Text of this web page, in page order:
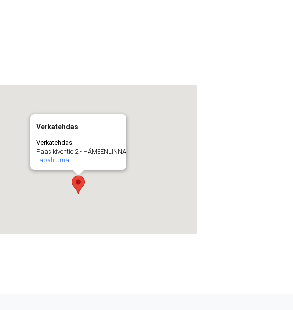
Verkatehdas
Verkatehdas
Paasikiventie 2 - HÄMEENLINNA
Tapahtumat